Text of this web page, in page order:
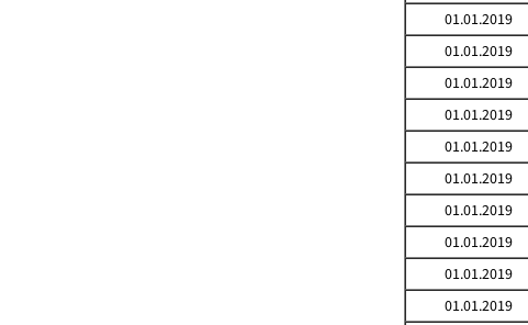
01.01.2019
01.01.2019
01.01.2019
01.01.2019
01.01.2019
01.01.2019
01.01.2019
01.01.2019
01.01.2019
01.01.2019